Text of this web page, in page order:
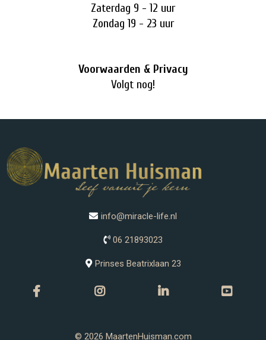
Zaterdag 9 - 12 uur
Zondag 19 - 23 uur
Voorwaarden & Privacy
Volgt nog!
info@miracle-life.nl
06 21893023
Prinses Beatrixlaan 23
© 2026 MaartenHuisman.com